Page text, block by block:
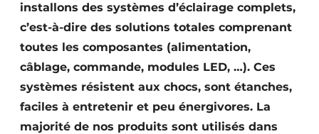
Façades
Géotextiles
Infrastructures souterraines et égouttage
Protection solaire
installons des systèmes d’éclairage complets,
c’est-à-dire des solutions totales comprenant
toutes les composantes (alimentation,
câblage, commande, modules LED, …). Ces
systèmes résistent aux chocs, sont étanches,
faciles à entretenir et peu énergivores. La
majorité de nos produits sont utilisés dans